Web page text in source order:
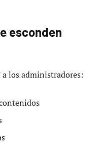
esconden
los administradores: